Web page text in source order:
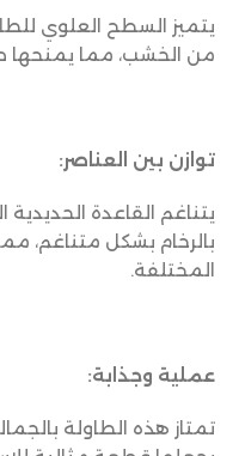
يتميز السطح العلوي
من الخشب، مما يمنحها
توازن بين العناصر:
يتناغم القاعدة
بالرخام بشكل متناغم،
المختلفة.
عملية وجذابة:
تمتاز هذه الطاولة